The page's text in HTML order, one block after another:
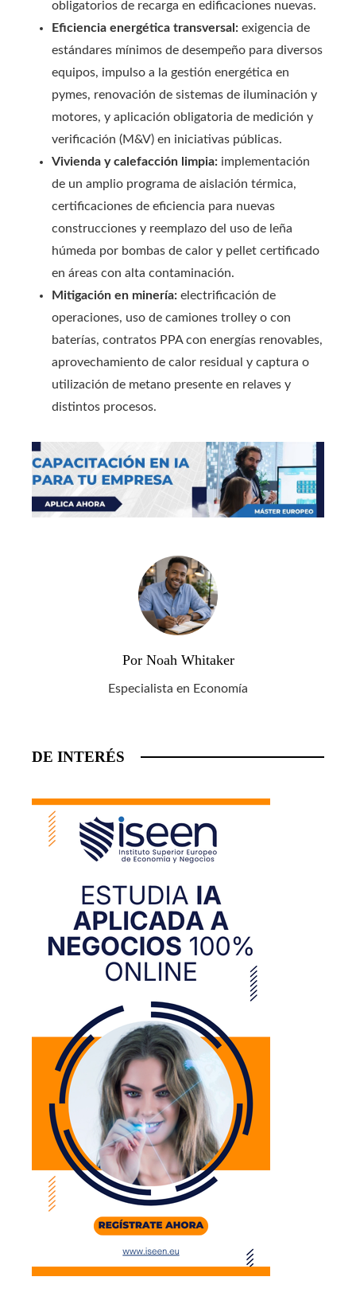
obligatorios de recarga en edificaciones nuevas.
Eficiencia energética transversal: exigencia de
estándares mínimos de desempeño para diversos
equipos, impulso a la gestión energética en
pymes, renovación de sistemas de iluminación y
motores, y aplicación obligatoria de medición y
verificación (M&V) en iniciativas públicas.
Vivienda y calefacción limpia: implementación
de un amplio programa de aislación térmica,
certificaciones de eficiencia para nuevas
construcciones y reemplazo del uso de leña
húmeda por bombas de calor y pellet certificado
en áreas con alta contaminación.
Mitigación en minería: electrificación de
operaciones, uso de camiones trolley o con
baterías, contratos PPA con energías renovables,
aprovechamiento de calor residual y captura o
utilización de metano presente en relaves y
distintos procesos.
Por Noah Whitaker
Especialista en Economía
DE INTERÉS